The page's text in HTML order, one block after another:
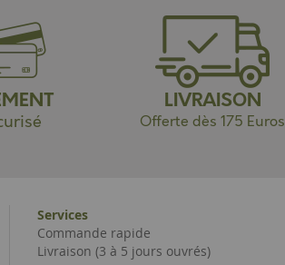
LIVRAISON
Offerte dès 175 Euros
Services
Commande rapide
Livraison (3 à 5 jours ouvrés)